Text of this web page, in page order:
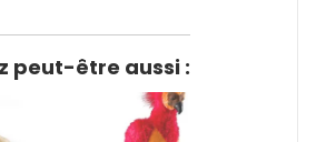
peut-être aussi :